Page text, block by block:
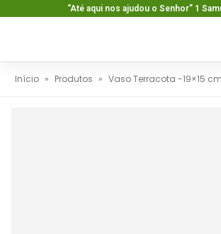
“Até aqui nos ajudou o Senhor” 1
Início » Produtos » Vaso Terracota -19×15 cm